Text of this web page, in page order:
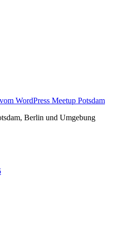
WordPress Meetup Potsdam
Berlin und Umgebung